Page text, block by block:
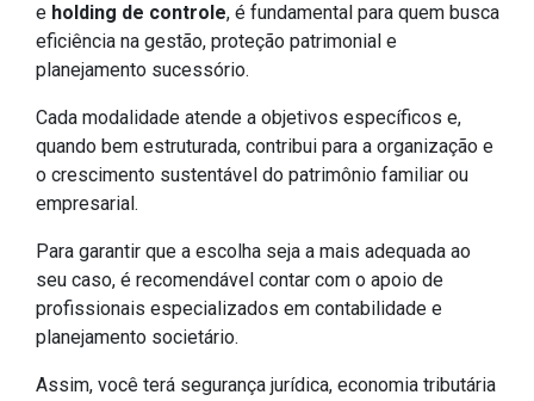
e holding de controle, é fundamental para quem busca
eficiência na gestão, proteção patrimonial e
planejamento sucessório.
Cada modalidade atende a objetivos específicos e,
quando bem estruturada, contribui para a organização e
o crescimento sustentável do patrimônio familiar ou
empresarial.
Para garantir que a escolha seja a mais adequada ao
seu caso, é recomendável contar com o apoio de
profissionais especializados em contabilidade e
planejamento societário.
Assim, você terá segurança jurídica, economia tributária